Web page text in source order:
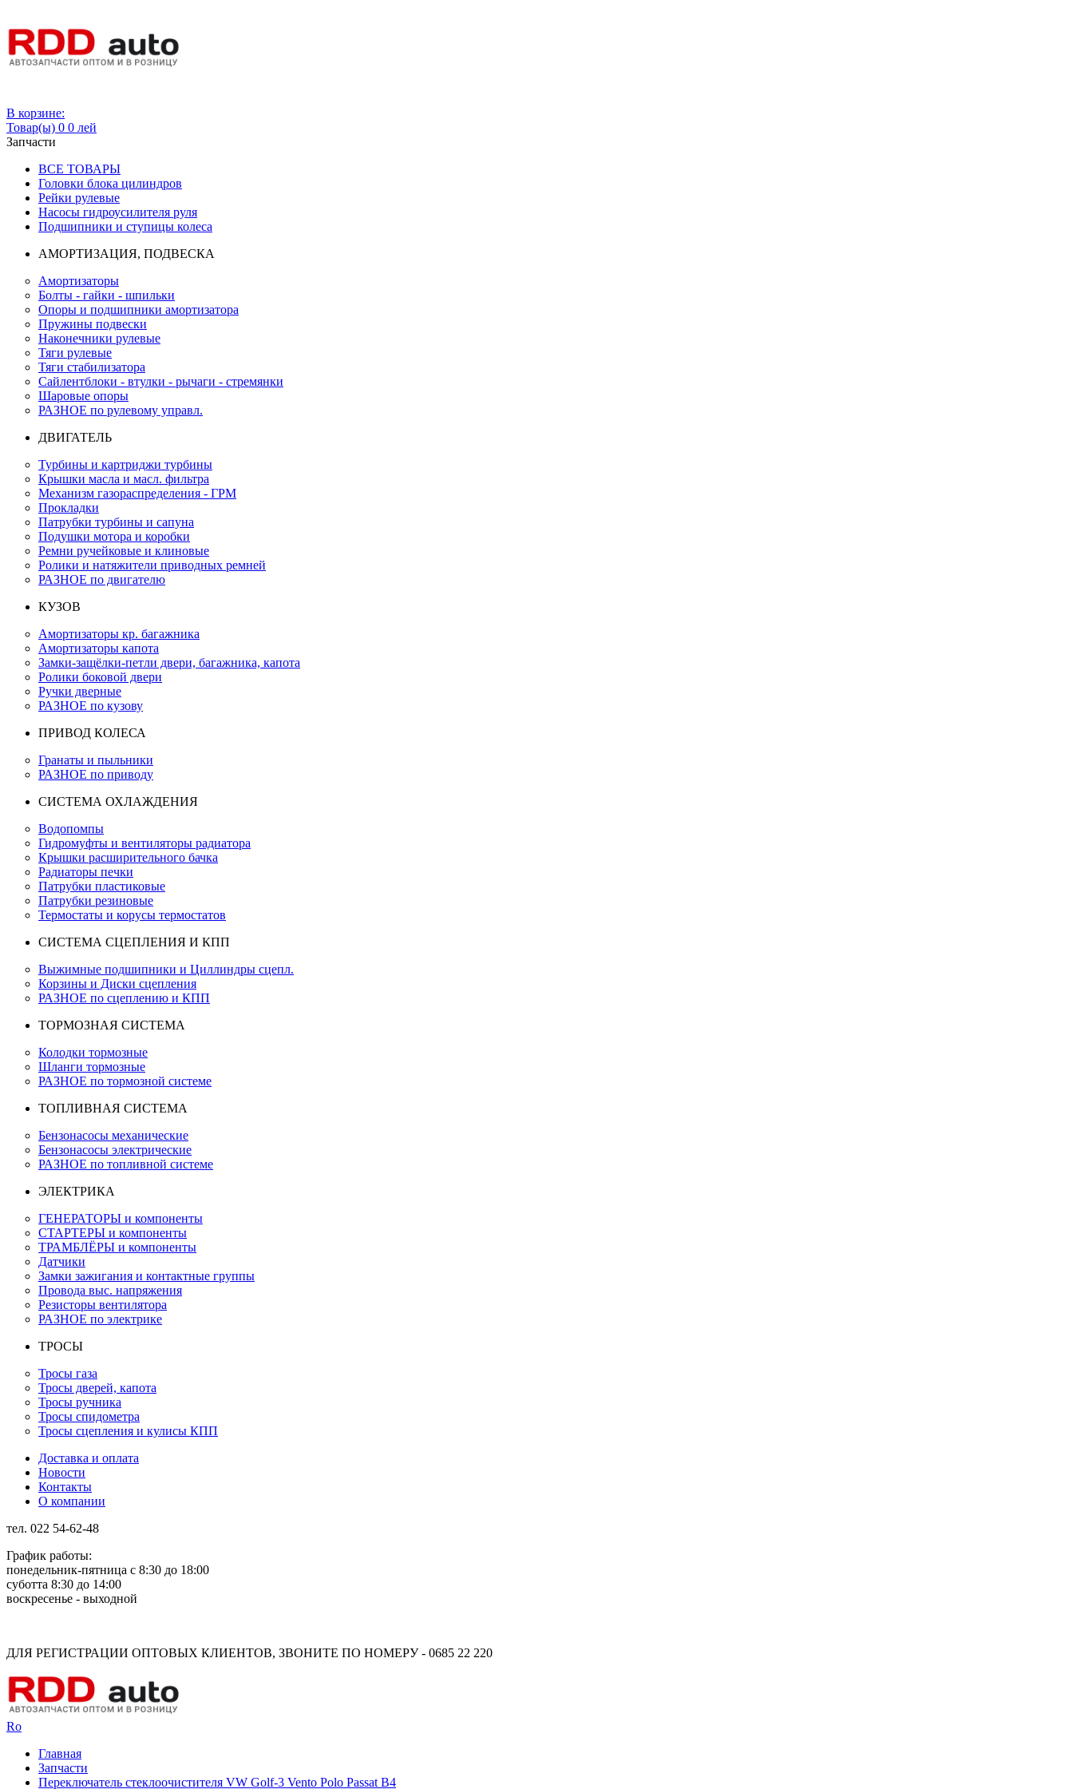
В корзине:
Товар(ы) 0 0 лей
Запчасти
ВСЕ ТОВАРЫ
Головки блока цилиндров
Рейки рулевые
Насосы гидроусилителя руля
Подшипники и ступицы колеса
АМОРТИЗАЦИЯ, ПОДВЕСКА
Амортизаторы
Болты - гайки - шпильки
Опоры и подшипники амортизатора
Пружины подвески
Наконечники рулевые
Тяги рулевые
Тяги стабилизатора
Сайлентблоки - втулки - рычаги - стремянки
Шаровые опоры
РАЗНОЕ по рулевому управл.
ДВИГАТЕЛЬ
Турбины и картриджи турбины
Крышки масла и масл. фильтра
Механизм газораспределения - ГРМ
Прокладки
Патрубки турбины и сапуна
Подушки мотора и коробки
Ремни ручейковые и клиновые
Ролики и натяжители приводных ремней
РАЗНОЕ по двигателю
КУЗОВ
Амортизаторы кр. багажника
Амортизаторы капота
Замки-защёлки-петли двери, багажника, капота
Ролики боковой двери
Ручки дверные
РАЗНОЕ по кузову
ПРИВОД КОЛЕСА
Гранаты и пыльники
РАЗНОЕ по приводу
СИСТЕМА ОХЛАЖДЕНИЯ
Водопомпы
Гидромуфты и вентиляторы радиатора
Крышки расширительного бачка
Радиаторы печки
Патрубки пластиковые
Патрубки резиновые
Термостаты и корусы термостатов
СИСТЕМА СЦЕПЛЕНИЯ И КПП
Выжимные подшипники и Циллиндры сцепл.
Корзины и Диски сцепления
РАЗНОЕ по сцеплению и КПП
ТОРМОЗНАЯ СИСТЕМА
Колодки тормозные
Шланги тормозные
РАЗНОЕ по тормозной системе
ТОПЛИВНАЯ СИСТЕМА
Бензонасосы механические
Бензонасосы электрические
РАЗНОЕ по топливной системе
ЭЛЕКТРИКА
ГЕНЕРАТОРЫ и компоненты
СТАРТЕРЫ и компоненты
ТРАМБЛЁРЫ и компоненты
Датчики
Замки зажигания и контактные группы
Провода выс. напряжения
Резисторы вентилятора
РАЗНОЕ по электрике
ТРОСЫ
Тросы газа
Тросы дверей, капота
Тросы ручника
Тросы спидометра
Тросы сцепления и кулисы КПП
Доставка и оплата
Новости
Контакты
О компании
тел. 022 54-62-48
График работы:
понедельник-пятница с 8:30 до 18:00
суботта 8:30 до 14:00
воскресенье - выходной
ДЛЯ РЕГИСТРАЦИИ ОПТОВЫХ КЛИЕНТОВ, ЗВОНИТЕ ПО НОМЕРУ - 0685 22 220
Ro
Главная
Запчасти
Переключатель стеклоочистителя VW Golf-3 Vento Polo Passat B4